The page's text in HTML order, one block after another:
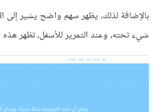
بالإضافة لذلك، يظهر سهم واضح يشير إلى
شيء تحته، وعند التمرير للأسفل، تظهر هذه